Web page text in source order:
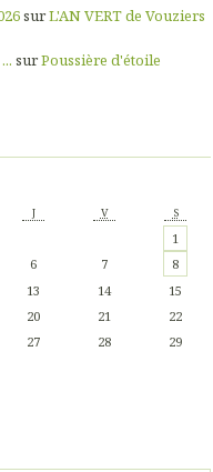
surL'AN VERT de Vouziers
surPoussière d'étoile
J V S
1
6 7
8
13 14
15
20 21
22
27 28
29